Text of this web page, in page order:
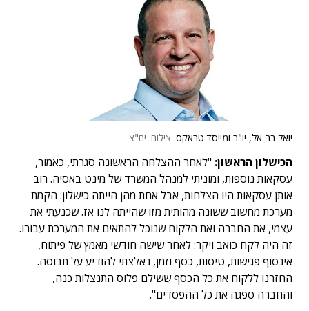
יואל בר-אל, יו"ר ומייסד טראקס. צילום: יח"צ
הכישלון הראשון: "לאחר ההצלחה הראשונה סגרתי, כאמור,
עסקאות נוספות, ומוניתי למנהל המשרד של מינט באסיה. רוב
אותן עסקאות היו הצלחות, אבל אחת מהן הייתה כישלון: הקמת
מערכת מחשוב ששונה מהותית מזו שהייתה לנו אז. שכנעתי את
עצמי, את החברה ואת הלקוח שנוכל להתאים את המערכת עבורו.
זה היה לקח כואב ויקר: לאחר שישה חודשי מאמץ של פיתוח,
אינסוף פגישות, טיסות, כסף וזמן, נאלצתי להודיע על תבוסה.
החזרנו ללקוח את כל הכסף ששילם פלוס התנצלות כנה,
והחברה ספגה את כל ההפסדים".